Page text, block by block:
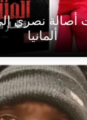
نصري
ألمانيا